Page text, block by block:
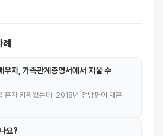
우자, 가족관계증명서에서 지울 수
혼자 키워왔는데, 2018년 전남편이 재혼
요?